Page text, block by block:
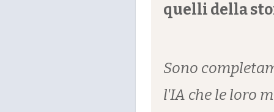
quelli della
Sono
l'IA che le loro